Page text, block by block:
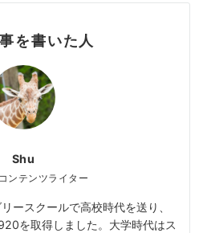
を書いた人
Shu
ンテンツライター
ースクールで高校時代を送り、
を取得しました。大学時代はス